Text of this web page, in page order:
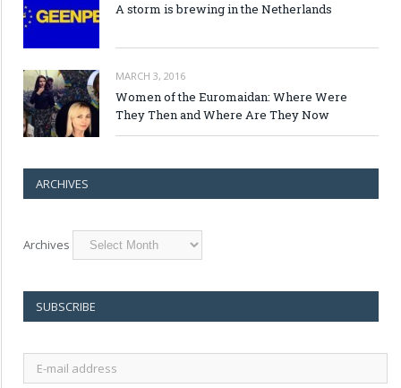
A storm is brewing in the Netherlands
MARCH 3, 2016
Women of the Euromaidan: Where Were
They Then and Where Are They Now
ARCHIVES
Archives
SUBSCRIBE
mail